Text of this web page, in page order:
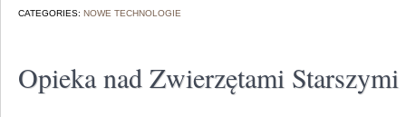
CATEGORIES: NOWE TECHNOLOGIE
Opieka nad Zwierzętami Starszymi